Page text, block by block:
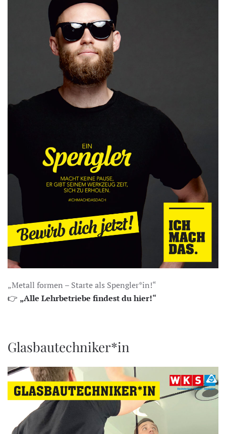
„Metall formen – Starte als Spengler*in!“
👉 „Alle Lehrbetriebe findest du hier!“
Glasbautechniker*in